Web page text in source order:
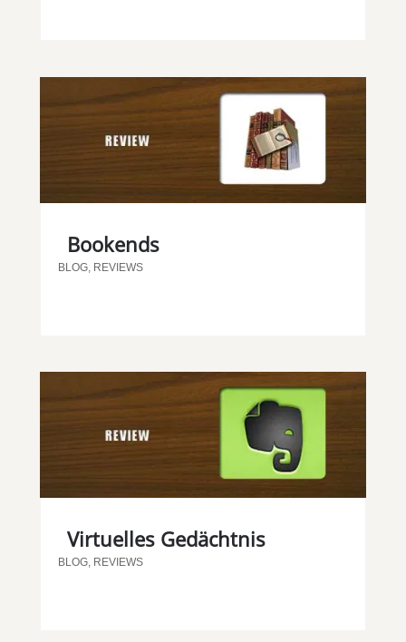
Bookends
BLOG, REVIEWS
Virtuelles Gedächtnis
BLOG, REVIEWS